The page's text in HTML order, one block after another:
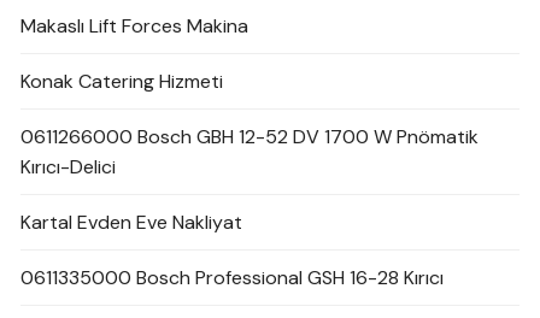
Makaslı Lift Forces Makina
Konak Catering Hizmeti
0611266000 Bosch GBH 12-52 DV 1700 W Pnömatik
Kırıcı-Delici
Kartal Evden Eve Nakliyat
0611335000 Bosch Professional GSH 16-28 Kırıcı